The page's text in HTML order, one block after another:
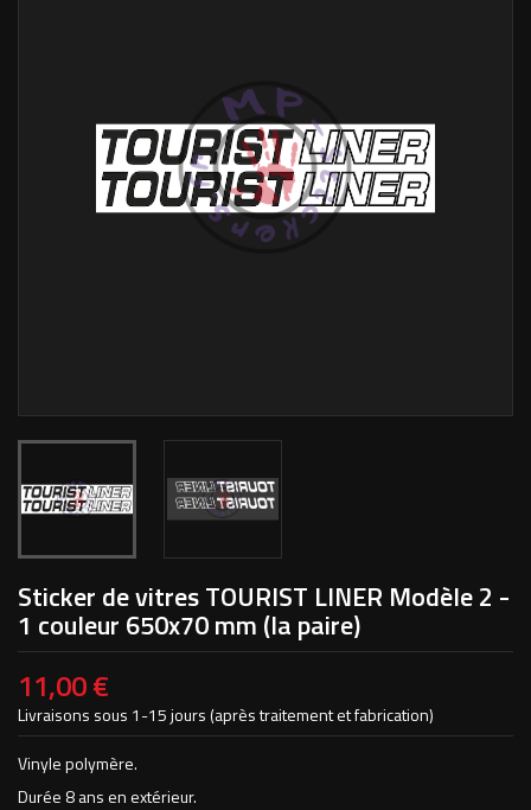
Sticker de vitres TOURIST LINER Modèle 2 -
1 couleur 650x70 mm (la paire)
11,00 €
Livraisons sous 1-15 jours (après traitement et fabrication)
Vinyle polymère.
Durée 8 ans en extérieur.